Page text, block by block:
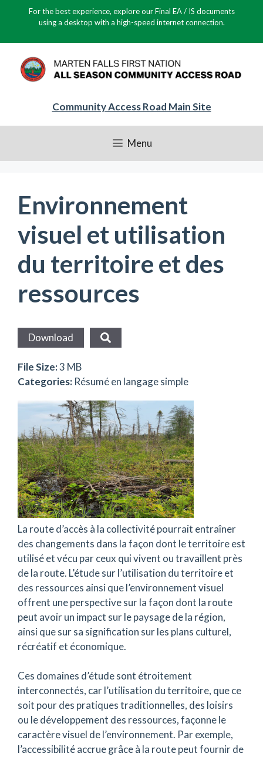
For the best experience, explore our Final EA / IS documents
using a desktop with a high-speed internet connection.
Community Access Road Main Site
Menu
Environnement
visuel et utilisation
du territoire et des
ressources
La route d’accès à la collectivité pourrait entraîner
des changements dans la façon dont le territoire est
utilisé et vécu par ceux qui vivent ou travaillent près
de la route. L’étude sur l’utilisation du territoire et
des ressources ainsi que l’environnement visuel
offrent une perspective sur la façon dont la route
peut avoir un impact sur le paysage de la région,
ainsi que sur sa signification sur les plans culturel,
récréatif et économique.
Ces domaines d’étude sont étroitement
interconnectés, car l’utilisation du territoire, que ce
soit pour des pratiques traditionnelles, des loisirs
ou le développement des ressources, façonne le
caractère visuel de l’environnement. Par exemple,
l’accessibilité accrue grâce à la route peut fournir de
Download
File Size:3 MB
Categories: Résumé en langage simple